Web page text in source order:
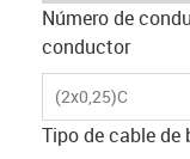
Número de
conductor
(2x0,25)C
Tipo de cable de